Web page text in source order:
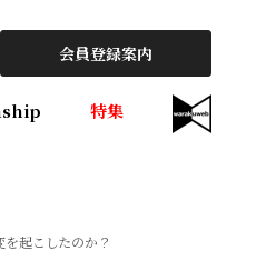
会員登録案内
特集
起こしたのか？